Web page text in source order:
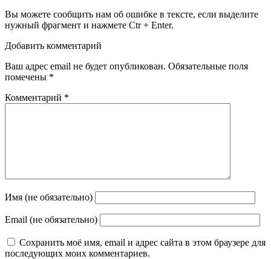
Вы можете сообщить нам об ошибке в тексте, если выделите
нужный фрагмент и нажмете Ctr + Enter.
Добавить комментарий
Ваш адрес email не будет опубликован. Обязательные поля
помечены *
Комментарий *
Имя (не обязательно)
Email (не обязательно)
Сохранить моё имя, email и адрес сайта в этом браузере для
последующих моих комментариев.